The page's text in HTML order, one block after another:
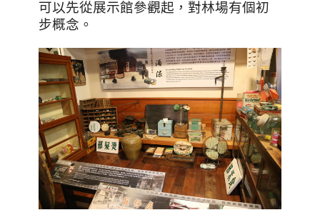
可以先從展示館參觀起，對林場有個初
步概念。